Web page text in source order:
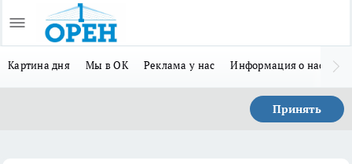
Картина дня Мы в ОК Реклама у нас Информация о нас
Принять